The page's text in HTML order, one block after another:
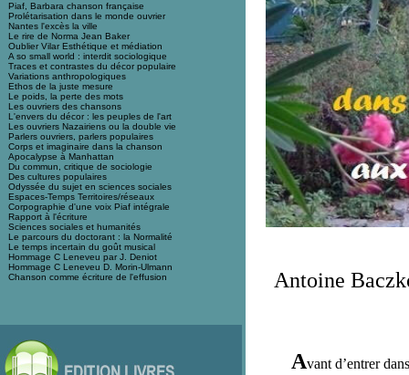
Piaf, Barbara chanson française
Prolétarisation dans le monde ouvrier
Nantes l'excès la ville
Le rire de Norma Jean Baker
Oublier Vilar Esthétique et médiation
A so small world : interdit sociologique
Traces et contrastes du décor populaire
Variations anthropologiques
Ethos de la juste mesure
Le poids, la perte des mots
Les ouvriers des chansons
L'envers du décor : les peuples de l'art
Les ouvriers Nazairiens ou la double vie
Parlers ouvriers, parlers populaires
Corps et imaginaire dans la chanson
Apocalypse à Manhattan
Du commun, critique de sociologie
Des cultures populaires
Odyssée du sujet en sciences sociales
Espaces-Temps Territoires/réseaux
Corpographie d'une voix Piaf intégrale
Rapport à l'écriture
Sciences sociales et humanités
Le parcours du doctorant : la Normalité
Le temps incertain du goût musical
Hommage C Leneveu par J. Deniot
Hommage C Leneveu D. Morin-Ulmann
Chanson comme écriture de l'effusion
Antoine
Avant d’entrer